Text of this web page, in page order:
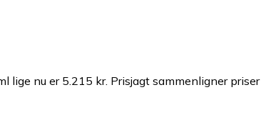
lige nu er 5.215 kr. Prisjagt sammenligner